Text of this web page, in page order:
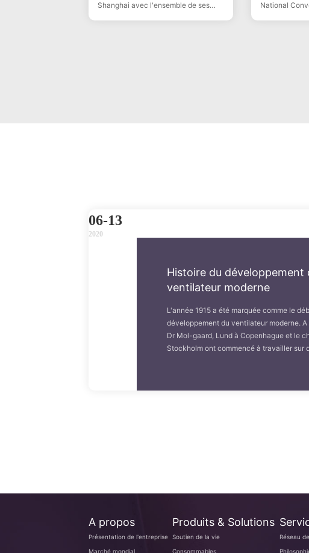
Shanghai avec l'ensemble de ses
National
06-13
2020
Histoire du développement
ventilateur moderne
L'année 1915 a été marquée comme le
développement du ventilateur moderne.
Dr Mol-gaard, Lund à Copenhague et le
Stockholm ont commencé à travailler sur
A propos
Présentation de l'entreprise
Marché mondial
Produits & Solutions
Soutien de la vie
Consommables
Réseau